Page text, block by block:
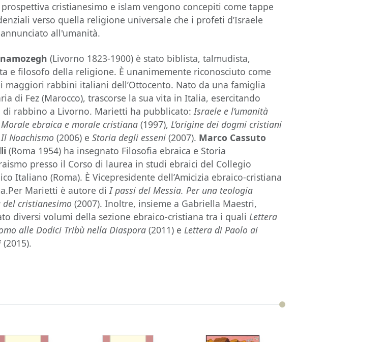
cristianesimo e islam vengono concepiti come tappe
verso quella religione universale che i profeti d’Israele
all'umanità.
(Livorno 1823-1900) è stato biblista, talmudista,
e filosofo della religione. È unanimemente riconosciuto come
maggiori rabbini italiani dell’Ottocento. Nato da una famiglia
di Fez (Marocco), trascorse la sua vita in Italia, esercitando
di rabbino a Livorno. Marietti ha pubblicato:Israele e l’umanità
Morale ebraica e morale cristiana (1997),L’origine dei dogmi cristiani
Il Noachismo(2006) eStoria degli esseni(2007). Marco Cassuto
(Roma 1954) ha insegnato Filosofia ebraica e Storia
presso il Corso di laurea in studi ebraici del Collegio
Italiano (Roma). È Vicepresidente dell’Amicizia ebraico-cristiana
Marietti è autore diI passi del Messia. Per una teologia
del cristianesimo(2007). Inoltre, insieme a Gabriella Maestri,
diversi volumi della sezione ebraico-cristiana tra i qualiLettera
alle Dodici Tribù nella Diaspora (2011) eLettera di Paolo ai
(2015).